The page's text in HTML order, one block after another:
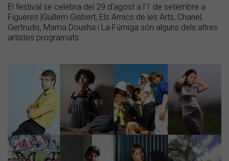
El festival se celebra del 29 d'agost a l’1 de setembre a
Figueres |Guillem Gisbert, Els Amics de les Arts, Chanel,
Gertrudis, Mama Dousha i La Fúmiga són alguns dels altres
artistes programats